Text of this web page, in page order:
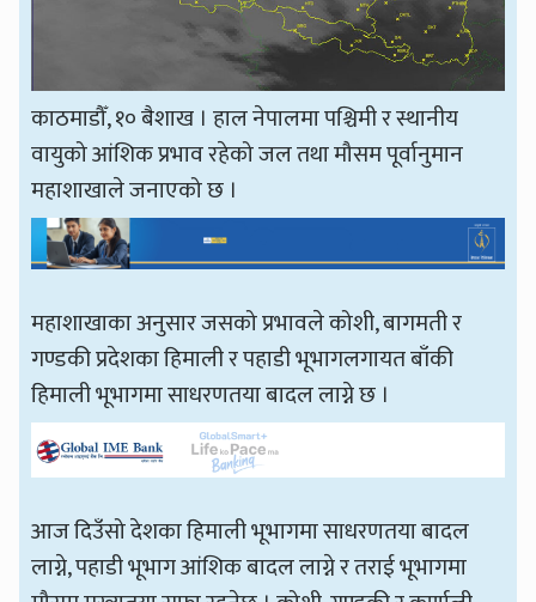
काठमाडौँ, १० बैशाख । हाल नेपालमा पश्चिमी र स्थानीय
वायुको आंशिक प्रभाव रहेको जल तथा मौसम पूर्वानुमान
महाशाखाले जनाएको छ ।
महाशाखाका अनुसार जसको प्रभावले कोशी, बागमती र
गण्डकी प्रदेशका हिमाली र पहाडी भूभागलगायत बाँकी
हिमाली भूभागमा साधरणतया बादल लाग्ने छ ।
आज दिउँसो देशका हिमाली भूभागमा साधरणतया बादल
लाग्ने, पहाडी भूभाग आंशिक बादल लाग्ने र तराई भूभागमा